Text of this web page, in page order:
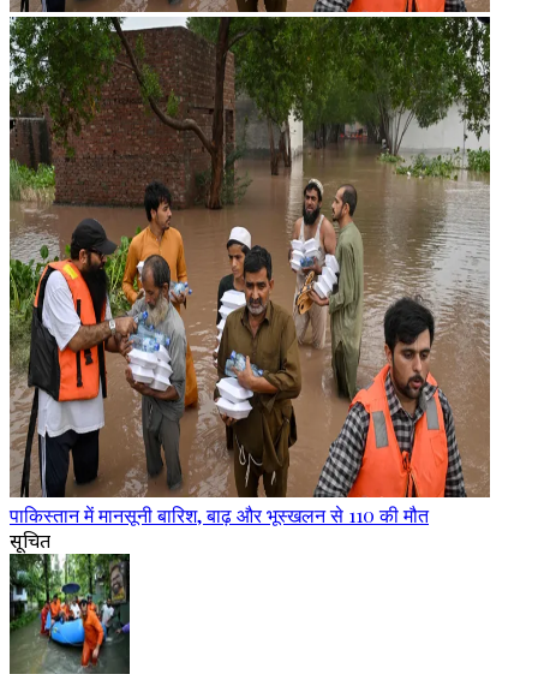
पाकिस्तान में मानसूनी बारिश, बाढ़ और भूस्खलन से 110 की मौत
सूचित